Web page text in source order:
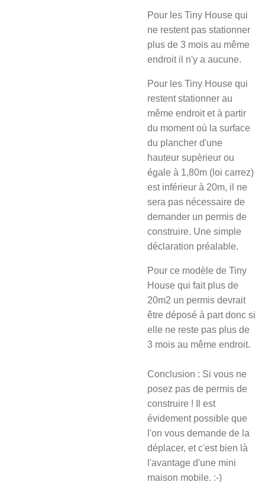
Pour les Tiny House qui
ne restent pas stationner
plus de 3 mois au même
endroit il n'y a aucune.
Pour les Tiny House qui
restent stationner au
même endroit et à partir
du moment où la surface
du plancher d'une
hauteur supèrieur ou
égale à 1,80m (loi carrez)
est inférieur à 20m, il ne
sera pas nécessaire de
demander un permis de
construire. Une simple
déclaration préalable.
Pour ce modèle de Tiny
House qui fait plus de
20m2 un permis devrait
être déposé à part donc si
elle ne reste pas plus de
3 mois au même endroit.
Conclusion : Si vous ne
posez pas de permis de
construire ! Il est
évidement possible que
l'on vous demande de la
déplacer, et c'est bien là
l'avantage d'une mini
maison mobile. :-)